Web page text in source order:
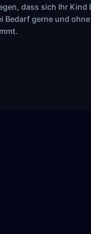
dass sich Ihr Kind
Bedarf gerne und